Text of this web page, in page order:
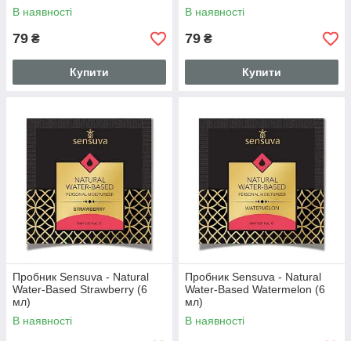
В наявності
79 ₴
Купити
В наявності
79 ₴
Купити
Пробник Sensuva - Natural
Water-Based Strawberry (6
мл)
В наявності
Пробник Sensuva - Natural
Water-Based Watermelon (6
мл)
В наявності